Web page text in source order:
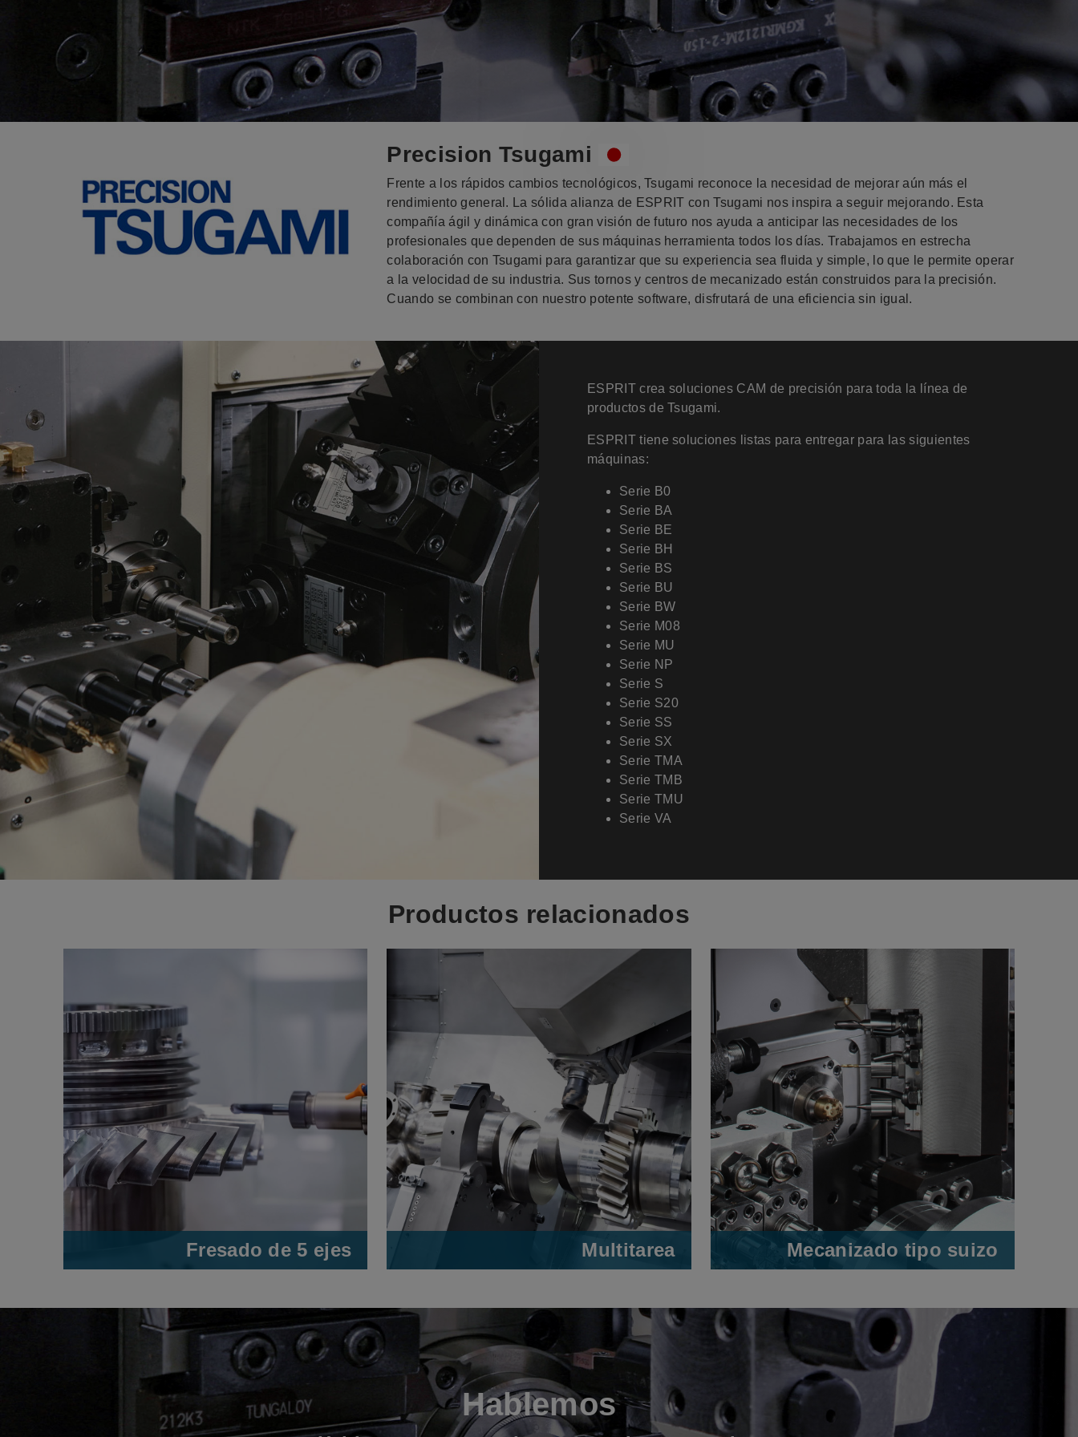
Precision Tsugami
Frente a los rápidos cambios tecnológicos, Tsugami reconoce la necesidad de mejorar aún más el
rendimiento general. La sólida alianza de ESPRIT con Tsugami nos inspira a seguir mejorando. Esta
compañía ágil y dinámica con gran visión de futuro nos ayuda a anticipar las necesidades de los
profesionales que dependen de sus máquinas herramienta todos los días. Trabajamos en estrecha
colaboración con Tsugami para garantizar que su experiencia sea fluida y simple, lo que le permite operar
a la velocidad de su industria. Sus tornos y centros de mecanizado están construidos para la precisión.
Cuando se combinan con nuestro potente software, disfrutará de una eficiencia sin igual.
ESPRIT crea soluciones CAM de precisión para toda la línea de
productos de Tsugami.
ESPRIT tiene soluciones listas para entregar para las siguientes
máquinas:
Serie B0
Serie BA
Serie BE
Serie BH
Serie BS
Serie BU
Serie BW
Serie M08
Serie MU
Serie NP
Serie S
Serie S20
Serie SS
Serie SX
Serie TMA
Serie TMB
Serie TMU
Serie VA
Productos relacionados
Fresado de 5 ejes Multitarea Mecanizado tipo suizo
Hablemos